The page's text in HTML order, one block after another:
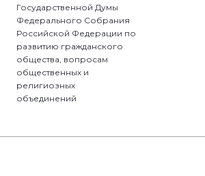
Государственной Думы
Федерального Собрания
Российской Федерации по
развитию гражданского
общества, вопросам
общественных и
религиозных
объединений